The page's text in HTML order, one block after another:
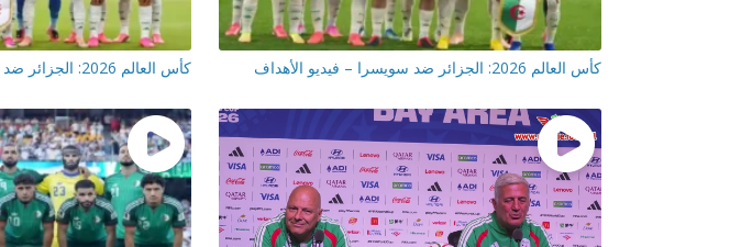
كأس العالم 2026: الجزائر ضد سويسرا – فيديو الأهداف كأس العالم 2026: الجزائر ضد النمسا – أبرز لقطات المباراة